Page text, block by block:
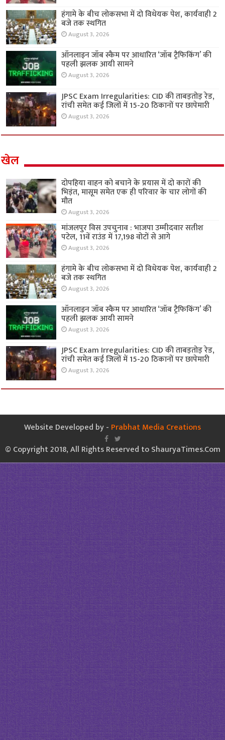
हंगामे के बीच लोकसभा में दो विधेयक पेश, कार्यवाही 2
बजे तक स्थगित
August 3, 2026
ऑनलाइन जॉब स्कैम पर आधारित ‘जॉब ट्रैफिकिंग’ की
पहली झलक आयी सामने
August 3, 2026
JPSC Exam Irregularities: CID की ताबड़तोड़ रेड,
रांची समेत कई जिलों में 15-20 ठिकानों पर छापेमारी
August 3, 2026
खेल
दोपहिया वाहन को बचाने के प्रयास में दो कारों की
भिड़ंत, मासूम समेत एक ही परिवार के चार लोगों की
मौत
August 3, 2026
मांजलपुर विस उपचुनाव : भाजपा उम्मीदवार सतीश
पटेल, 11वें राउंड में 17,198 वोटों से आगे
August 3, 2026
हंगामे के बीच लोकसभा में दो विधेयक पेश, कार्यवाही 2
बजे तक स्थगित
August 3, 2026
ऑनलाइन जॉब स्कैम पर आधारित ‘जॉब ट्रैफिकिंग’ की
पहली झलक आयी सामने
August 3, 2026
JPSC Exam Irregularities: CID की ताबड़तोड़ रेड,
रांची समेत कई जिलों में 15-20 ठिकानों पर छापेमारी
August 3, 2026
Website Developed by - Prabhat Media Creations
© Copyright 2018, All Rights Reserved to ShauryaTimes.Com